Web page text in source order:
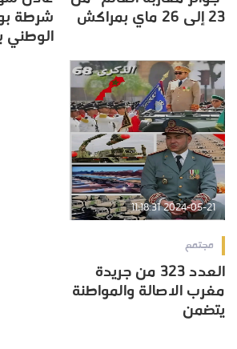
23 إلى 26 ماي بمراكش شرطة
2024-05-21 11:18:31
مجتمع
العدد 323 من جريدة
مغرب الاصالة والمواطنة
يتضمن